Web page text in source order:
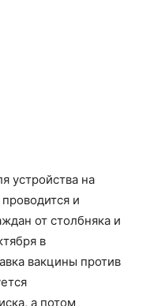
устройства на
и
от столбняка и
в
вакцины против
а потом